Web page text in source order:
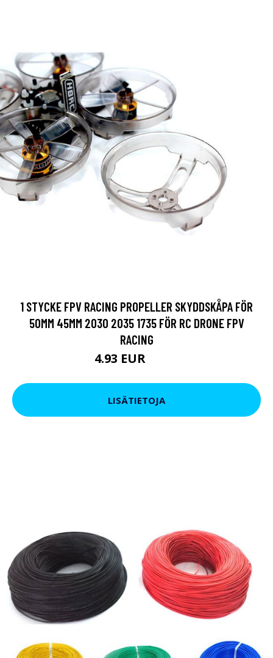
1 STYCKE FPV RACING PROPELLER SKYDDSKÅPA FÖR
50MM 45MM 2030 2035 1735 FÖR RC DRONE FPV
RACING
4.93 EUR
LISÄTIETOJA